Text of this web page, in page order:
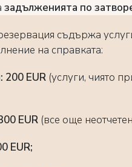
задълженията по
съдържа
на справката:
200 EUR (услуги, чиято
EUR (все още
EUR;